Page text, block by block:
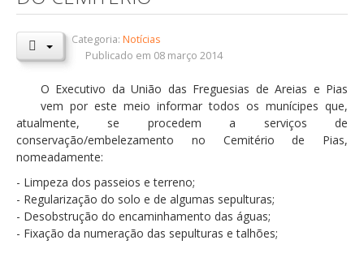
Prestação de Contas
DESTAQUES
Eventos
Notícias
ZêzereTV
SERVIÇOS
Categoria:Notícias
Publicado em 08 março 2014
O Executivo da União das Freguesias de Areias e Pias
vem por este meio informar todos os munícipes que,
atualmente, se procedem a serviços de
conservação/embelezamento no Cemitério de Pias,
nomeadamente:
- Limpeza dos passeios e terreno;
- Regularização do solo e de algumas sepulturas;
- Desobstrução do encaminhamento das águas;
- Fixação da numeração das sepulturas e talhões;